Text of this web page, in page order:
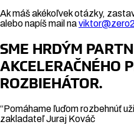
Ak máš akékoľvek otázky,
alebo napíš mail na
SME HRDÝM
AKCELERAČNÉHO
ROZBIEHÁTOR.
“Pomáhame ľuďom rozbehnúť
zakladateľ Juraj Kováč